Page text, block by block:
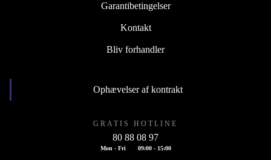
Garantibetingelser
Kontakt
Bliv forhandler
Ophævelser af kontrakt
GRATIS HOTLINE
80 88 08 97
Mon - Fri 09:00 - 15:00